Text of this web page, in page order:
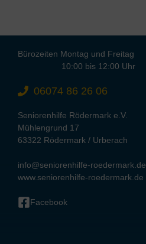
Bürozeiten Montag und Freitag
10:00 bis 12:00 Uhr
06074 86 26 06
Seniorenhilfe Rödermark e.V.
Mühlengrund 17
63322 Rödermark / Urberach
info@seniorenhilfe-roedermark.de
www.seniorenhilfe-roedermark.de
Facebook